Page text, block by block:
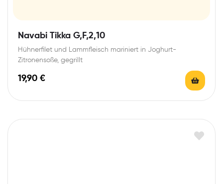
Navabi Tikka G,F,2,10
Hühnerfilet und Lammfleisch mariniert in Joghurt-
Zitronensoße, gegrillt
19,90 €